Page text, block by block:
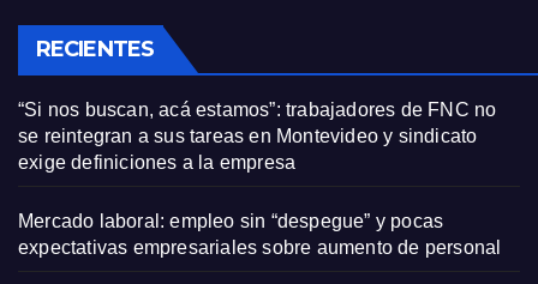
RECIENTES
“Si nos buscan, acá estamos”: trabajadores de FNC no
se reintegran a sus tareas en Montevideo y sindicato
exige definiciones a la empresa
Mercado laboral: empleo sin “despegue” y pocas
expectativas empresariales sobre aumento de personal